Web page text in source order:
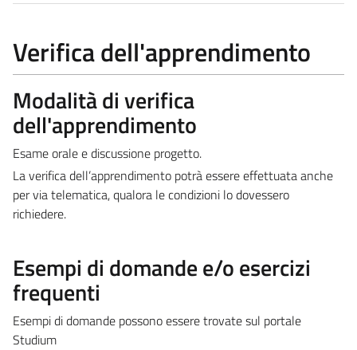
Verifica dell'apprendimento
Modalità di verifica
dell'apprendimento
Esame orale e discussione progetto.
La verifica dell’apprendimento potrà essere effettuata anche
per via telematica, qualora le condizioni lo dovessero
richiedere.
Esempi di domande e/o esercizi
frequenti
Esempi di domande possono essere trovate sul portale
Studium